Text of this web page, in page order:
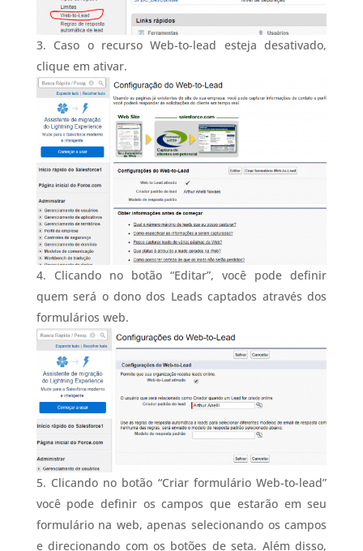
Caso o recurso Web-to-lead esteja desativado,
clique em ativar.
Clicando no botão “Editar”, você pode definir
quem será o dono dos Leads captados através dos
formulários web.
Clicando no botão “Criar formulário Web-to-lead”
você pode definir os campos que estarão em seu
formulário na web, apenas selecionando os campos
e direcionando com os botões de seta. Além disso,